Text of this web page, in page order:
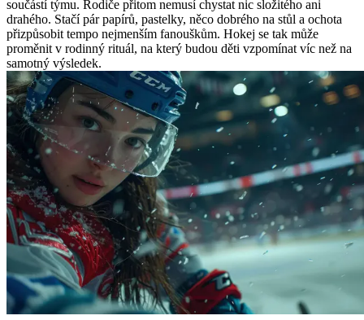
součástí týmu. Rodiče přitom nemusí chystat nic složitého ani
drahého. Stačí pár papírů, pastelky, něco dobrého na stůl a ochota
přizpůsobit tempo nejmenším fanouškům. Hokej se tak může
proměnit v rodinný rituál, na který budou děti vzpomínat víc než na
samotný výsledek.